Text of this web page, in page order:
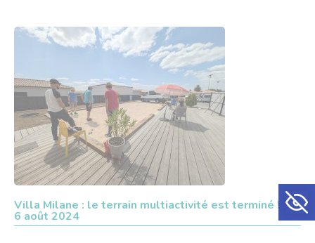
Ouvrir
Villa Milane : le terrain multiactivité est terminé !
6 août 2024